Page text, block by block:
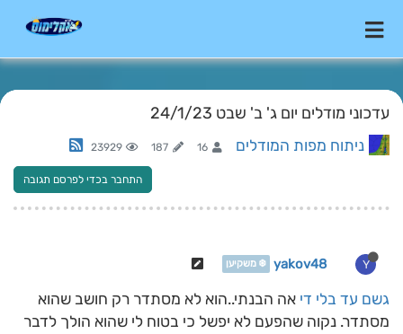
עדכוני מודלים יום ג' ב' שבט 24/1/23
ניתוח מפות המודלים 16
187
23929
התחבר בכדי לפרסם תגובה
Y
yakov48 ❄️ משקיען
גשם עד בלי די אה הבנתי..הוא לא מסתדר רק חושב שהוא
מסתדר. נקוה שהפעם לא יפשל כי בטוח לי שהוא הולך לדבר